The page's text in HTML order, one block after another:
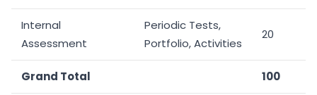
Internal
Assessment
Periodic Tests,
Portfolio, Activities
20
Grand Total 100